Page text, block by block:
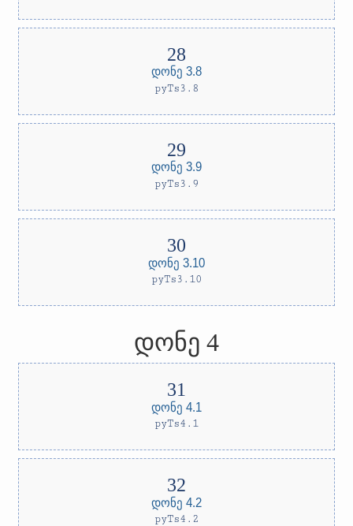
დონე 3.8
pyTs3.8
დონე 3.9
pyTs3.9
დონე 3.10
pyTs3.10
დონე 4
დონე 4.1
pyTs4.1
დონე 4.2
pyTs4.2